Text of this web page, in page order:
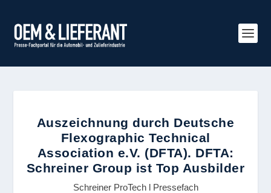
Auszeichnung durch Deutsche
Flexographic Technical
Association e.V. (DFTA). DFTA:
Schreiner Group ist Top Ausbilder
Schreiner ProTech l Pressefach